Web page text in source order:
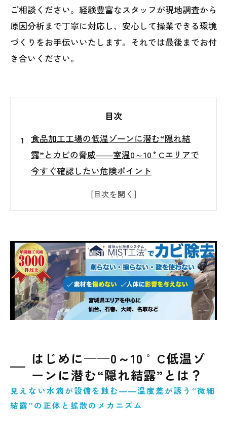
ご相談ください。経験豊富なスタッフが現地調査から
原因分析まで丁寧に対応し、安心して操業できる環境
づくりをお手伝いいたします。それでは最後までお付
き合いください。
目次
食品加工工場の低温ゾーンに潜む“隠れ結
露”とカビの脅威――室温0～10 °Cエリアで
今すぐ確認したい危険ポイント
はじめに──0～10 °C低温ゾーンに潜む“隠
結露が集中しやすい5つのリスクポイント
結露・カビによる被害事例と食品安全への影
響
カビ発生の兆候を見逃さない！現場チェック
リスト
の生産環境を
カビでお困りならMIST工法®カビバスターズ
仙台へご相談を
はじめに──0～10 °C低温ゾ
ーンに潜む“隠れ結露”とは？
見えない水滴が設備を蝕む――温度差が誘う“微細
結露”の正体と拡散のメカニズム